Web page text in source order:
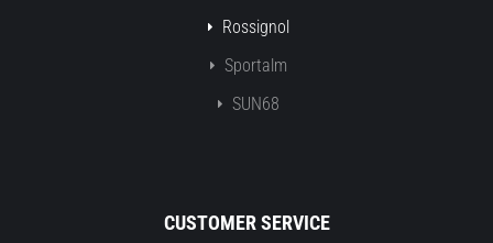
Rossignol
Sportalm
SUN68
CUSTOMER SERVICE